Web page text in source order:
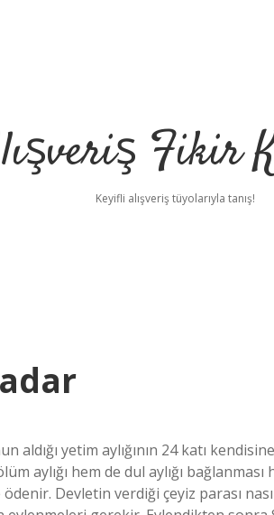
Fikir
Keyifli alışveriş tüyolarıyla tanış!
aldığı yetim aylığının 24 katı
aylığı hem de dul aylığı
Devletin verdiği çeyiz parası nasıl